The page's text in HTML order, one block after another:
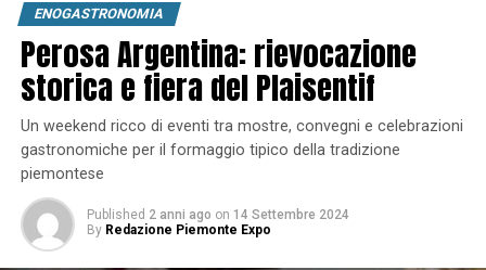
ENOGASTRONOMIA
Perosa Argentina: rievocazione
storica e fiera del Plaisentif
Un weekend ricco di eventi tra mostre, convegni e celebrazioni
gastronomiche per il formaggio tipico della tradizione
piemontese
Published 2 anni ago on 14 Settembre 2024
By Redazione Piemonte Expo